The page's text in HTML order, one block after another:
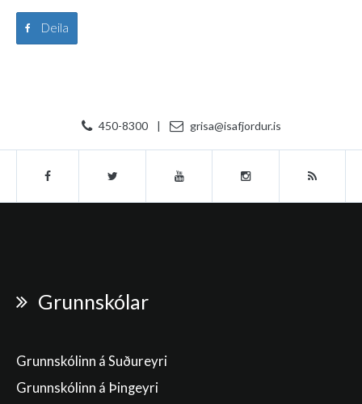
Deila
450-8300 | grisa@isafjordur.is
Grunnskólar
Grunnskólinn á Suðureyri
Grunnskólinn á Þingeyri